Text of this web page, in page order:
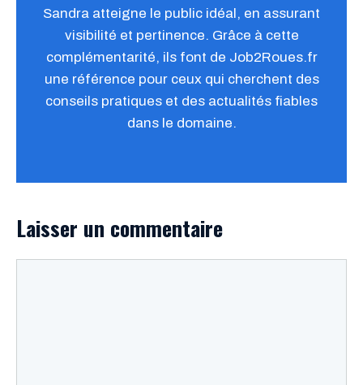
Sandra atteigne le public idéal, en assurant
visibilité et pertinence. Grâce à cette
complémentarité, ils font de Job2Roues.fr
une référence pour ceux qui cherchent des
conseils pratiques et des actualités fiables
dans le domaine.
Laisser un commentaire